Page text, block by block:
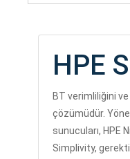
HPE
BT verimliliğini
çözümüdür.
sunucuları, HPE
Simplivity,